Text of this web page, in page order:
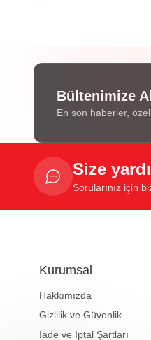
Bültenimize
En son haberler,
Size
Sorularınız için
Kurumsal
Hakkımızda
Gizlilik ve Güvenlik
İade ve İptal Şartları